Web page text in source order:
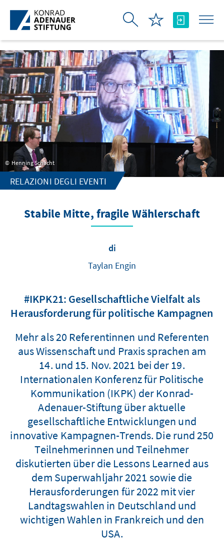
Skip to Main Content
Henning Schacht
RELAZIONI DEGLI EVENTI
Stabile Mitte, fragile Wählerschaft
di
Taylan Engin
#IKPK21: Gesellschaftliche Vielfalt als
Herausforderung für politische Kampagnen
Mehr als 20 Referentinnen und Referenten
aus Wissenschaft und Praxis sprachen am
14. und 15. Nov. 2021 bei der 19.
Internationalen Konferenz für Politische
Kommunikation (IKPK) der Konrad-
Adenauer-Stiftung über aktuelle
gesellschaftliche Entwicklungen und
innovative Kampagnen-Trends. Die rund 250
Teilnehmerinnen und Teilnehmer
diskutierten über die Lessons Learned aus
dem Superwahljahr 2021 sowie die
Herausforderungen für 2022 mit vier
Landtagswahlen in Deutschland und
wichtigen Wahlen in Frankreich und den
USA.